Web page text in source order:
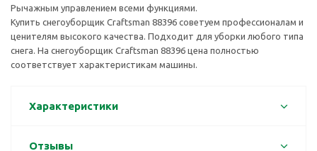
Рычажным управлением всеми функциями.
Купить снегоуборщик Craftsman 88396 советуем профессионалам и
ценителям высокого качества. Подходит для уборки любого типа
снега. На снегоуборщик Craftsman 88396 цена полностью
соответствует характеристикам машины.
Характеристики
Отзывы